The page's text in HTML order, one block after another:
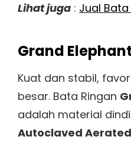
Lihat juga : Jual
Grand Elephant
Kuat dan stabil,
besar. Bata Ringan
adalah material
Autoclaved